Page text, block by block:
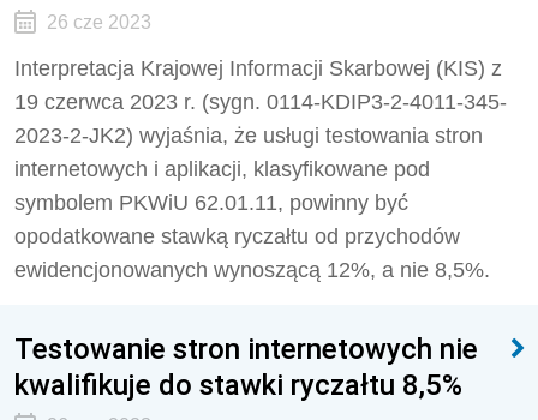
26 cze 2023
Interpretacja Krajowej Informacji Skarbowej (KIS) z
19 czerwca 2023 r. (sygn. 0114-KDIP3-2-4011-345-
2023-2-JK2) wyjaśnia, że usługi testowania stron
internetowych i aplikacji, klasyfikowane pod
symbolem PKWiU 62.01.11, powinny być
opodatkowane stawką ryczałtu od przychodów
ewidencjonowanych wynoszącą 12%, a nie 8,5%.
Testowanie stron internetowych nie
kwalifikuje do stawki ryczałtu 8,5%